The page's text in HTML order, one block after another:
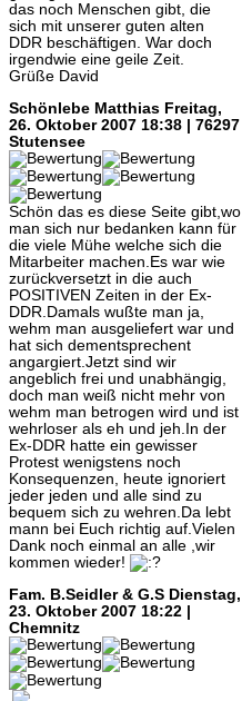
das noch Menschen gibt, die
sich mit unserer guten alten
DDR beschäftigen. War doch
irgendwie eine geile Zeit.
Grüße David
Schönlebe Matthias Freitag,
26. Oktober 2007 18:38 | 76297
Stutensee
Schön das es diese Seite gibt,wo
man sich nur bedanken kann für
die viele Mühe welche sich die
Mitarbeiter machen.Es war wie
zurückversetzt in die auch
POSITIVEN Zeiten in der Ex-
DDR.Damals wußte man ja,
wehm man ausgeliefert war und
hat sich dementsprechent
angargiert.Jetzt sind wir
angeblich frei und unabhängig,
doch man weiß nicht mehr von
wehm man betrogen wird und ist
wehrloser als eh und jeh.In der
Ex-DDR hatte ein gewisser
Protest wenigstens noch
Konsequenzen, heute ignoriert
jeder jeden und alle sind zu
bequem sich zu wehren.Da lebt
mann bei Euch richtig auf.Vielen
Dank noch einmal an alle ,wir
kommen wieder!
Fam. B.Seidler & G.S Dienstag,
23. Oktober 2007 18:22 |
Chemnitz